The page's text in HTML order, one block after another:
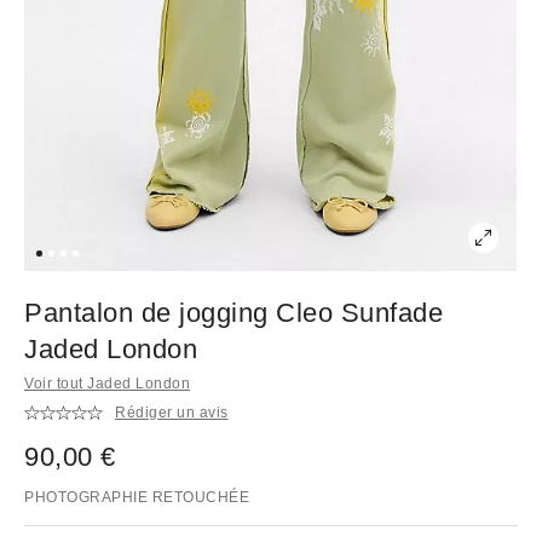
Pantalon de jogging Cleo Sunfade
Jaded London
Voir tout Jaded London
Rédiger un avis
90,00 €
PHOTOGRAPHIE RETOUCHÉE